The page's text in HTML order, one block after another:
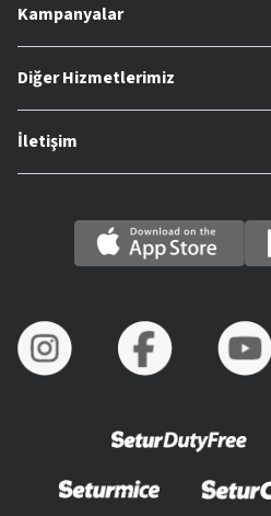
Kampanyalar
Diğer Hizmetlerimiz
İletişim